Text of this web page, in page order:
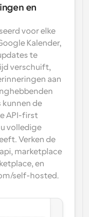
en
voor elke
Kalender,
te
verschuift,
aan
kunnen de
API-first
volledige
Verken de
marketplace
en
self-hosted.